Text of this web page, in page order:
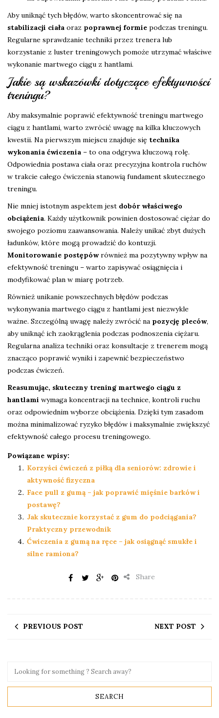
Aby uniknąć tych błędów, warto skoncentrować się na
stabilizacji ciała oraz poprawnej formie podczas treningu.
Regularne sprawdzanie techniki przez trenera lub
korzystanie z luster treningowych pomoże utrzymać właściwe
wykonanie martwego ciągu z hantlami.
Jakie są wskazówki dotyczące efektywności
treningu?
Aby maksymalnie poprawić efektywność treningu martwego
ciągu z hantlami, warto zwrócić uwagę na kilka kluczowych
kwestii. Na pierwszym miejscu znajduje się technika
wykonania ćwiczenia – to ona odgrywa kluczową rolę.
Odpowiednia postawa ciała oraz precyzyjna kontrola ruchów
w trakcie całego ćwiczenia stanowią fundament skutecznego
treningu.
Nie mniej istotnym aspektem jest dobór właściwego
obciążenia. Każdy użytkownik powinien dostosować ciężar do
swojego poziomu zaawansowania. Należy unikać zbyt dużych
ładunków, które mogą prowadzić do kontuzji.
Monitorowanie postępówrównież ma pozytywny wpływ na
efektywność treningu – warto zapisywać osiągnięcia i
modyfikować plan w miarę potrzeb.
Również unikanie powszechnych błędów podczas
wykonywania martwego ciągu z hantlami jest niezwykle
ważne. Szczególną uwagę należy zwrócić na pozycję pleców,
aby uniknąć ich zaokrąglenia podczas podnoszenia ciężaru.
Regularna analiza techniki oraz konsultacje z trenerem mogą
znacząco poprawić wyniki i zapewnić bezpieczeństwo
podczas ćwiczeń.
Reasumując, skuteczny trening martwego ciągu z
hantlami wymaga koncentracji na technice, kontroli ruchu
oraz odpowiednim wyborze obciążenia. Dzięki tym zasadom
można minimalizować ryzyko błędów i maksymalnie zwiększyć
efektywność całego procesu treningowego.
Powiązane wpisy:
Korzyści ćwiczeń z piłką dla seniorów: zdrowie i
aktywność fizyczna
Face pull z gumą – jak poprawić mięśnie barków i
postawę?
Jak skutecznie korzystać z gum do podciągania?
Praktyczny przewodnik
Ćwiczenia z gumą na ręce – jak osiągnąć smukłe i
silne ramiona?
Share
PREVIOUS POST NEXT POST